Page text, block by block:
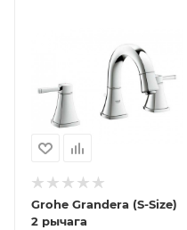
Grohe Grandera (S-Size)
2 рычага